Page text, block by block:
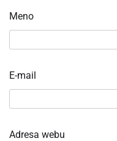
Meno
E-mail
Adresa webu